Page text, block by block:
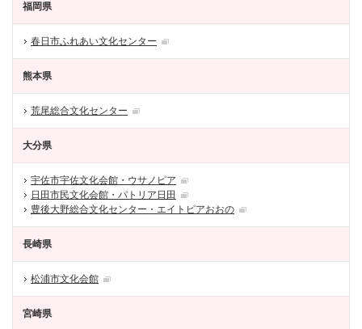
福岡県
春日市ふれあい文化センター
熊本県
荒尾総合文化センター
大分県
宇佐市宇佐文化会館・ウサノピア
日田市民文化会館・パトリア日田
豊後大野総合文化センター・エイトピアおおの
長崎県
松浦市文化会館
宮崎県